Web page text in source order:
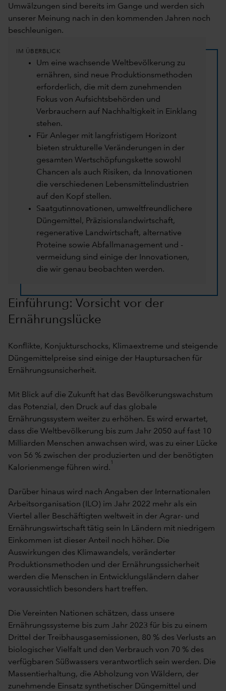
Umwälzungen sind bereits im Gange und werden sich
unserer Meinung nach in den kommenden Jahren noch
beschleunigen.
IM ÜBERBLICK
Um eine wachsende Weltbevölkerung zu
ernähren, sind neue Produktionsmethoden
erforderlich, die mit dem zunehmenden
Fokus von Aufsichtsbehörden und
Verbrauchern auf Nachhaltigkeit in Einklang
stehen.
Für Anleger mit langfristigem Horizont
bieten strukturelle Veränderungen in der
gesamten Wertschöpfungskette sowohl
Chancen als auch Risiken, da Innovationen
die verschiedenen Lebensmittelindustrien
auf den Kopf stellen.
Saatgutinnovationen, umweltfreundlichere
Düngemittel, Präzisionslandwirtschaft,
regenerative Landwirtschaft, alternative
Proteine sowie Abfallmanagement und -
vermeidung sind einige der Innovationen,
die wir genau beobachten werden.
Einführung: Vorsicht vor der
Ernährungslücke
Konflikte, Konjukturschocks, Klimaextreme und steigende
Düngemittelpreise sind einige der Hauptursachen für
Ernährungsunsicherheit.
Mit Blick auf die Zukunft hat das Bevölkerungswachstum
das Potenzial, den Druck auf das globale
Ernährungssystem weiter zu erhöhen. Es wird erwartet,
dass die Weltbevölkerung bis zum Jahr 2050 auf fast 10
Milliarden Menschen anwachsen wird, was zu einer Lücke
von 56 % zwischen der produzierten und der benötigten
Kalorienmenge führen wird.
1
Darüber hinaus wird nach Angaben der Internationalen
Arbeitsorganisation (ILO) im Jahr 2022 mehr als ein
Viertel aller Beschäftigten weltweit in der Agrar- und
Ernährungswirtschaft tätig sein In Ländern mit niedrigem
Einkommen ist dieser Anteil noch höher. Die
Auswirkungen des Klimawandels, veränderter
Produktionsmethoden und der Ernährungssicherheit
werden die Menschen in Entwicklungsländern daher
voraussichtlich besonders hart treffen.
Die Vereinten Nationen schätzen, dass unsere
Ernährungssysteme bis zum Jahr 2023 für bis zu einem
Drittel der Treibhausgasemissionen, 80 % des Verlusts an
biologischer Vielfalt und den Verbrauch von 70 % des
verfügbaren Süßwassers verantwortlich sein werden. Die
Massentierhaltung, die Abholzung von Wäldern, der
zunehmende Einsatz synthetischer Düngemittel und